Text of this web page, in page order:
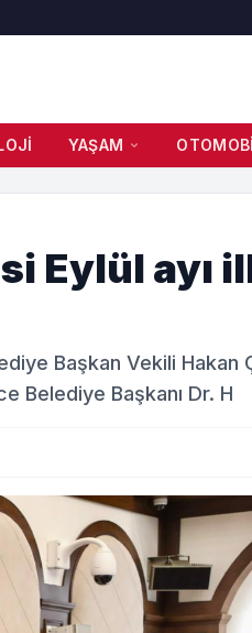
YAŞAM
Eylül ayı
Başkan Vekili Hakan
Belediye Başkanı Dr. H